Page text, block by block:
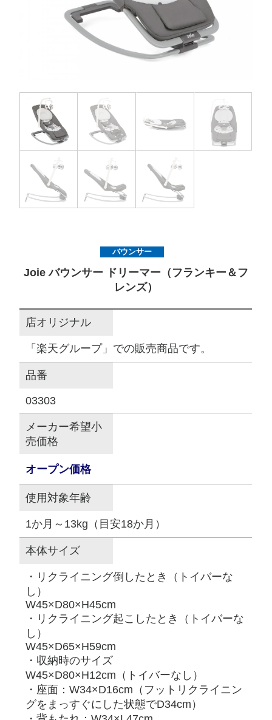
チャイルドシートユーザー登録
ママコラボ
このサイトについて
プライバシーポリシー
サイトマップ
オフィシャルInstagram
バウンサー
Joie バウンサー ドリーマー（フランキー＆フ
レンズ）
店オリジナル
「楽天グループ」での販売商品です。
品番
03303
メーカー希望小
売価格
オープン価格
使用対象年齢
1か月～13kg（目安18か月）
本体サイズ
・リクライニング倒したとき（トイバーな
し）
W45×D80×H45cm
・リクライニング起こしたとき（トイバーな
し）
W45×D65×H59cm
・収納時のサイズ
W45×D80×H12cm（トイバーなし）
・座面：W34×D16cm（フットリクライニン
グをまっすぐにした状態でD34cm）